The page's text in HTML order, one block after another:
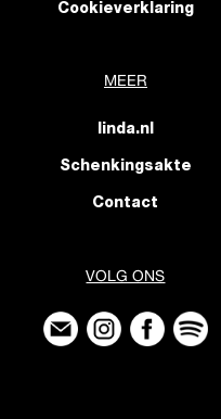
Cookieverklaring
MEER
linda.nl
Schenkingsakte
Contact
VOLG ONS